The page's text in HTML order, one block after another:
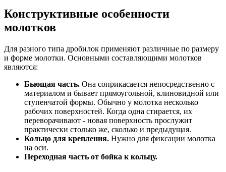
Конструктивные особенности
молотков
Для разного типа дробилок применяют различные по размеру
и форме молотки. Основными составляющими молотков
являются:
Бьющая часть. Она соприкасается непосредственно с
материалом и бывает прямоугольной, клиновидной или
ступенчатой формы. Обычно у молотка несколько
рабочих поверхностей. Когда одна стирается, их
переворачивают - новая поверхность прослужит
практически столько же, сколько и предыдущая.
Кольцо для крепления. Нужно для фиксации молотка
на оси.
Переходная часть от бойка к кольцу.